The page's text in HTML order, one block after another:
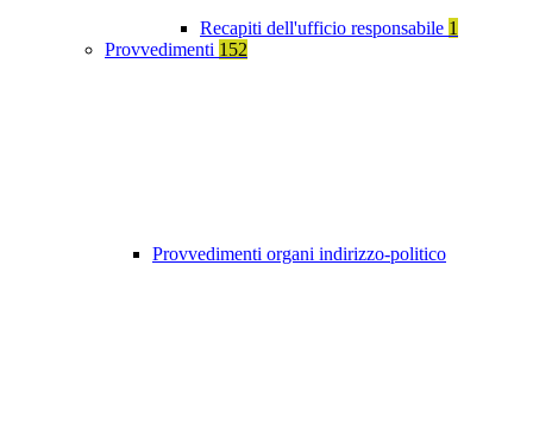
Recapiti dell'ufficio responsabile 1
Provvedimenti 152
Provvedimenti organi indirizzo-politico